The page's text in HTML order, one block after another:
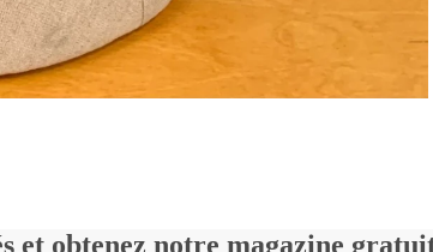
Soin et ambiance
Écharpes crochetées
et obtenez notre magazine